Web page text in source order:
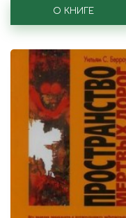
О КНИГЕ